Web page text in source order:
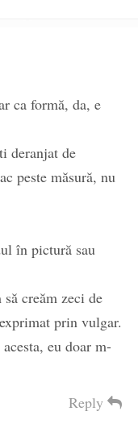
ca formă, da, e
deranjat de
peste măsură, nu
în pictură sau
creăm zeci de
prin vulgar.
eu doar m-
Reply